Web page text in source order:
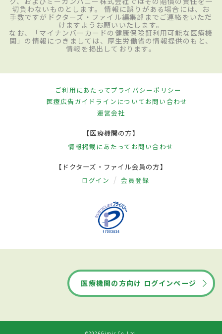
切負わないものとします。 情報に誤りがある場合には、お
手数ですがドクターズ・ファイル編集部までご連絡をいただ
けますようお願いいたします。
なお、「マイナンバーカードの健康保険証利用可能な医療機
関」の情報につきましては、厚生労働省の情報提供のもと、
情報を掲出しております。
ご利用にあたってプライバシーポリシー
医療広告ガイドラインについてお問い合わせ
運営会社
【医療機関の方】
情報掲載にあたって お問い合わせ
【ドクターズ・ファイル会員の方】
ログイン 会員登録
医療機関の方向け ログインページ
©2026Gimic Co.,Ltd.